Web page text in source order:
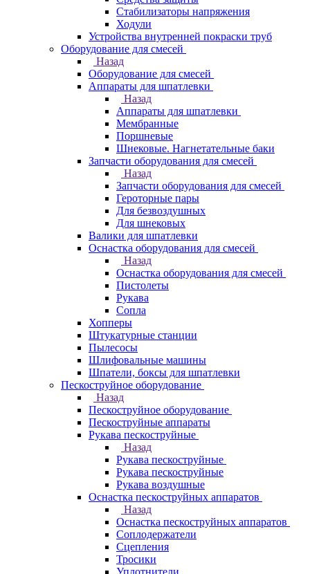
Стабилизаторы напряжения
Ходули
Устройства внутренней покраски труб
Оборудование для смесей
Назад
Оборудование для смесей
Аппараты для шпатлевки
Назад
Аппараты для шпатлевки
Мембранные
Поршневые
Шнековые. Нагнетательные баки
Запчасти оборудования для смесей
Назад
Запчасти оборудования для смесей
Героторные пары
Для безвоздушных
Для шнековых
Валики для шпатлевки
Оснастка оборудования для смесей
Назад
Оснастка оборудования для смесей
Пистолеты
Рукава
Сопла
Хопперы
Штукатурные станции
Пылесосы
Шлифовальные машины
Шпатели, боксы для шпатлевки
Пескоструйное оборудование
Назад
Пескоструйное оборудование
Пескоструйные аппараты
Рукава пескоструйные
Назад
Рукава пескоструйные
Рукава пескоструйные
Рукава воздушные
Оснастка пескоструйных аппаратов
Назад
Оснастка пескоструйных аппаратов
Соплодержатели
Сцепления
Тросики
Уплотнители